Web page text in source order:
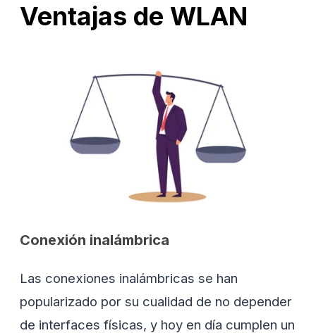
Ventajas de WLAN
Conexión inalámbrica
Las conexiones inalámbricas se han
popularizado por su cualidad de no depender
de interfaces físicas, y hoy en día cumplen un